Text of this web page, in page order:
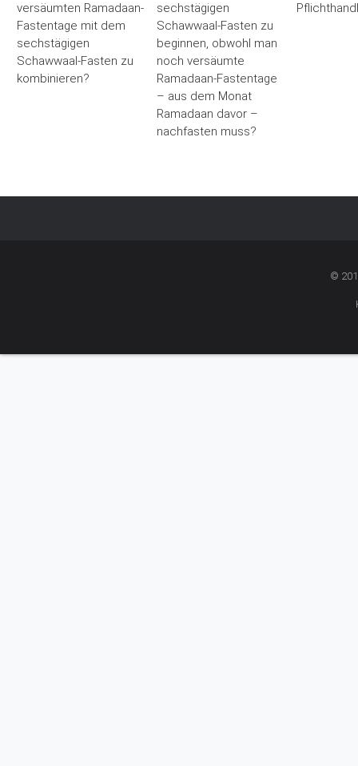
versäumten Ramadaan-
Fastentage mit dem
sechstägigen
Schawwaal-Fasten zu
kombinieren?
sechstägigen
Schawwaal-Fasten zu
beginnen, obwohl man
noch versäumte
Ramadaan-Fastentage
– aus dem Monat
Ramadaan davor –
nachfasten muss?
©